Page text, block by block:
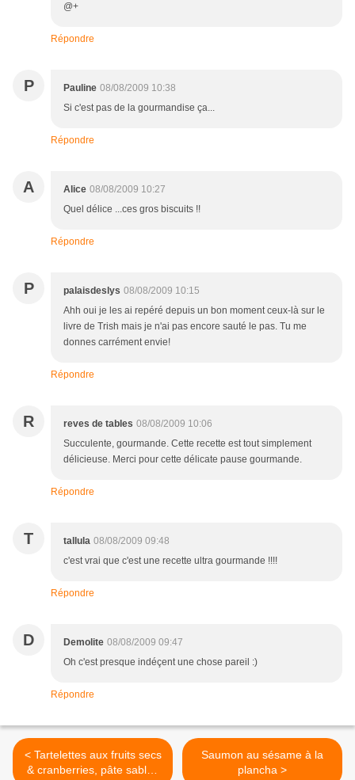
@+
Répondre
P Pauline 08/08/2009 10:38
Si c'est pas de la gourmandise ça...
Répondre
A Alice 08/08/2009 10:27
Quel délice ...ces gros biscuits !!
Répondre
P palaisdeslys 08/08/2009 10:15
Ahh oui je les ai repéré depuis un bon moment ceux-là sur le
livre de Trish mais je n'ai pas encore sauté le pas. Tu me
donnes carrément envie!
Répondre
R reves de tables 08/08/2009 10:06
Succulente, gourmande. Cette recette est tout simplement
délicieuse. Merci pour cette délicate pause gourmande.
Répondre
T tallula 08/08/2009 09:48
c'est vrai que c'est une recette ultra gourmande !!!!
Répondre
D Demolite 08/08/2009 09:47
Oh c'est presque indéçent une chose pareil :)
Répondre
< Tartelettes aux fruits secs
& cranberries, pâte sablée
Saumon au sésame à la
plancha >